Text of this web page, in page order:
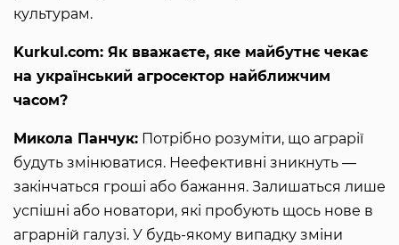
культурам.
Kurkul.com: Як вважаєте, яке майбутнє чекає
на український агросектор найближчим
часом?
Микола Панчук: Потрібно розуміти, що аграрії
будуть змінюватися. Неефективні зникнуть —
закінчаться гроші або бажання. Залишаться лише
успішні або новатори, які пробують щось нове в
аграрній галузі. У будь-якому випадку зміни